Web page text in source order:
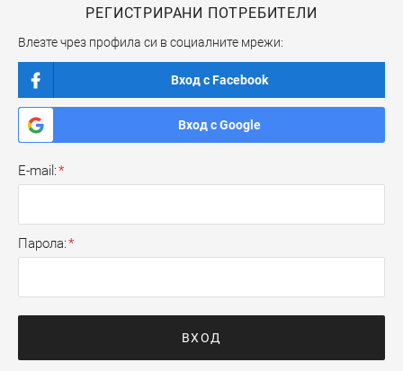
РЕГИСТРИРАНИ ПОТРЕБИТЕЛИ
Влезте чрез профила си в социалните мрежи:
Вход с Facebook
Вход с Google
E-mail
Парола
ВХОД